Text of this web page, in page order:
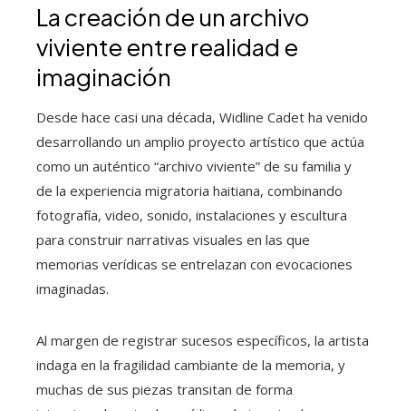
La creación de un archivo
viviente entre realidad e
imaginación
Desde hace casi una década, Widline Cadet ha venido
desarrollando un amplio proyecto artístico que actúa
como un auténtico “archivo viviente” de su familia y
de la experiencia migratoria haitiana, combinando
fotografía, video, sonido, instalaciones y escultura
para construir narrativas visuales en las que
memorias verídicas se entrelazan con evocaciones
imaginadas.
Al margen de registrar sucesos específicos, la artista
indaga en la fragilidad cambiante de la memoria, y
muchas de sus piezas transitan de forma